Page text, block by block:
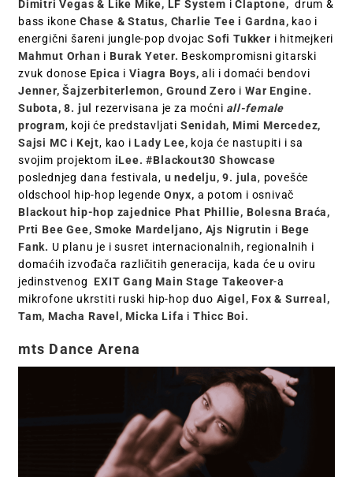
Dimitri Vegas & Like Mike, LF System iClaptone, drum &
bass ikone Chase & Status, Charlie Tee i Gardna, kao i
energični šareni jungle-pop dvojac Sofi Tukker i hitmejkeri
Mahmut Orhan i Burak Yeter. Beskompromisni gitarski
zvuk donose Epica iViagra Boys,ali i domaći bendovi
Jenner, Šajzerbiterlemon, Ground Zero iWar Engine.
Subota, 8. jul rezervisana je za moćni all-female
program, koji će predstavljati Senidah, Mimi Mercedez,
Sajsi MC i Kejt, kao i Lady Lee, koja će nastupiti i sa
svojim projektom iLee. #Blackout30 Showcase
poslednjeg dana festivala, u nedelju, 9. jula, povešće
oldschool hip-hop legende Onyx, a potom i osnivač
Blackout hip-hop zajednice Phat Phillie, Bolesna Braća,
Prti Bee Gee, Smoke Mardeljano, Ajs Nigrutin i Bege
Fank. U planu je i susret internacionalnih, regionalnih i
domaćih izvođača različitih generacija, kada će u oviru
jedinstvenog EXIT Gang Main Stage Takeover-a
mikrofone ukrstiti ruski hip-hop duo Aigel, Fox & Surreal,
Tam, Macha Ravel, Micka Lifa i Thicc Boi.
mts Dance Arena